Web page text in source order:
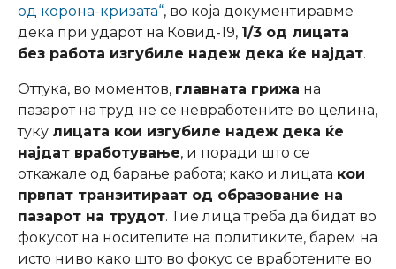
од корона-кризата“, во која документиравме
дека при ударот на Ковид-19, 1/3 од лицата
без работа изгубиле надеж дека ќе најдат.
Оттука, во моментов, главната грижа на
пазарот на труд не се невработените во целина,
туку лицата кои изгубиле надеж дека ќе
најдат вработување, и поради што се
откажале од барање работа; како и лицата кои
првпат транзитираат од образование на
пазарот на трудот. Тие лица треба да бидат во
фокусот на носителите на политиките, барем на
исто ниво како што во фокус се вработените во